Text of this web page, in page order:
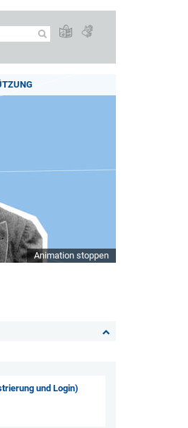
Animation stoppen
und Login)